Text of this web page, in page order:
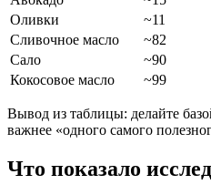
Оливки
~11
Сливочное масло
~82
Сало
~90
Кокосовое масло
~99
Вывод из таблицы: делайте
важнее «одного самого
Что показало